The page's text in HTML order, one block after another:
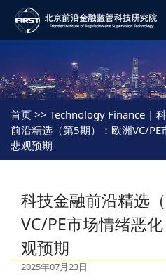
首页 >> Technology Finance |
前沿精选（第5期）：欧洲VC/
悲观预期
科技金融前沿精选
VC/PE市场情绪恶
观预期
2025年07月23日